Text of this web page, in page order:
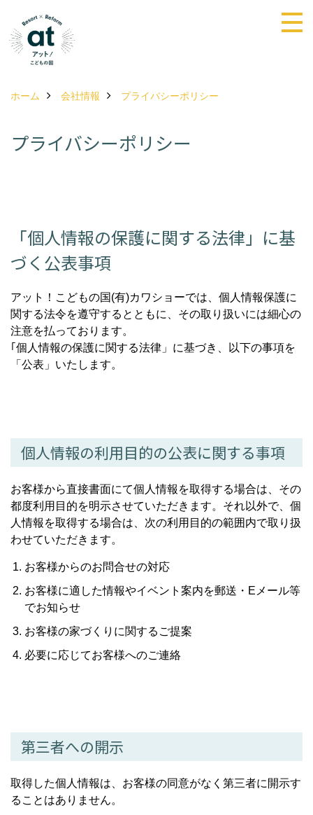
ホーム 会社情報 プライバシーポリシー
プライバシーポリシー
「個人情報の保護に関する法律」に基
づく公表事項
アット！こどもの国(有)カワショーでは、個人情報保護に
関する法令を遵守するとともに、その取り扱いには細心の
注意を払っております。
｢個人情報の保護に関する法律」に基づき、以下の事項を
「公表」いたします。
個人情報の利用目的の公表に関する事項
お客様から直接書面にて個人情報を取得する場合は、その
都度利用目的を明示させていただきます。それ以外で、個
人情報を取得する場合は、次の利用目的の範囲内で取り扱
わせていただきます。
お客様からのお問合せの対応
お客様に適した情報やイベント案内を郵送・Eメール等
でお知らせ
お客様の家づくりに関するご提案
必要に応じてお客様へのご連絡
第三者への開示
取得した個人情報は、お客様の同意がなく第三者に開示す
ることはありません。